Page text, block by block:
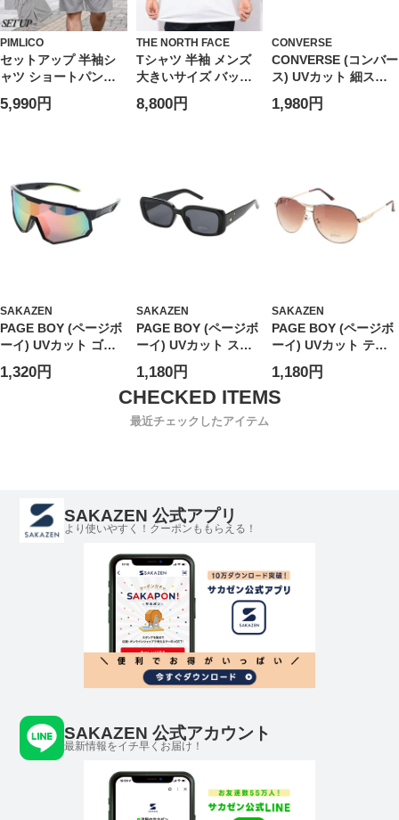
PIMLICO
セットアップ 半袖シ
ャツ ショートパンツ
メンズ 大きいサイズ
WEB限定 収納袋 半袖
パンツ
5,990円
THE NORTH FACE
Tシャツ 半袖 メンズ
大きいサイズ バック
プリント クルーネッ
ク カットソー トップ
8,800円
CONVERSE
CONVERSE (コンバー
ス) UVカット 細スク
エア サングラス ユニ
セックス スクエア カ
1,980円
SAKAZEN
PAGE BOY (ページボ
ーイ) UVカット ゴー
グル ミラーレンズ サ
ングラス ユニセック
1,320円
SAKAZEN
PAGE BOY (ページボ
ーイ) UVカット スク
エア サングラス ユニ
セックス ダイヤ アイ
ウェア 紫外線対策
PY2899
1,180円
SAKAZEN
PAGE BOY (ページボ
ーイ) UVカット ティ
アドロップ サングラ
ス ユニセックス アイ
ウェア 紫外線対策
1,180円
最近チェックしたアイテム
SAKAZEN 公式アプリ
より使いやすく！クーポンももらえる！
SAKAZEN 公式アカウント
最新情報をイチ早くお届け！